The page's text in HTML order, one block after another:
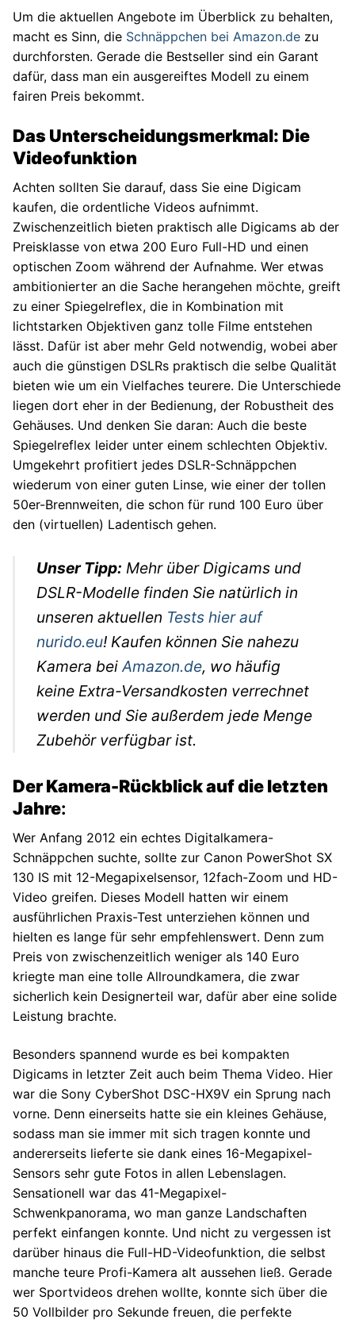
Um die aktuellen Angebote im Überblick zu behalten,
macht es Sinn, die Schnäppchen bei Amazon.de zu
durchforsten. Gerade die Bestseller sind ein Garant
dafür, dass man ein ausgereiftes Modell zu einem
fairen Preis bekommt.
Das Unterscheidungsmerkmal: Die
Videofunktion
Achten sollten Sie darauf, dass Sie eine Digicam
kaufen, die ordentliche Videos aufnimmt.
Zwischenzeitlich bieten praktisch alle Digicams ab der
Preisklasse von etwa 200 Euro Full-HD und einen
optischen Zoom während der Aufnahme. Wer etwas
ambitionierter an die Sache herangehen möchte, greift
zu einer Spiegelreflex, die in Kombination mit
lichtstarken Objektiven ganz tolle Filme entstehen
lässt. Dafür ist aber mehr Geld notwendig, wobei aber
auch die günstigen DSLRs praktisch die selbe Qualität
bieten wie um ein Vielfaches teurere. Die Unterschiede
liegen dort eher in der Bedienung, der Robustheit des
Gehäuses. Und denken Sie daran: Auch die beste
Spiegelreflex leider unter einem schlechten Objektiv.
Umgekehrt profitiert jedes DSLR-Schnäppchen
wiederum von einer guten Linse, wie einer der tollen
50er-Brennweiten, die schon für rund 100 Euro über
den (virtuellen) Ladentisch gehen.
Unser Tipp: Mehr über Digicams und
DSLR-Modelle finden Sie natürlich in
unseren aktuellen Tests hier auf
nurido.eu! Kaufen können Sie nahezu
Kamera beiAmazon.de, wo häufig
keine Extra-Versandkosten verrechnet
werden und Sie außerdem jede Menge
Zubehör verfügbar ist.
Der Kamera-Rückblick auf die letzten
Jahre:
Wer Anfang 2012 ein echtes Digitalkamera-
Schnäppchen suchte, sollte zur Canon PowerShot SX
130 IS mit 12-Megapixelsensor, 12fach-Zoom und HD-
Video greifen. Dieses Modell hatten wir einem
ausführlichen Praxis-Test unterziehen können und
hielten es lange für sehr empfehlenswert. Denn zum
Preis von zwischenzeitlich weniger als 140 Euro
kriegte man eine tolle Allroundkamera, die zwar
sicherlich kein Designerteil war, dafür aber eine solide
Leistung brachte.
Besonders spannend wurde es bei kompakten
Digicams in letzter Zeit auch beim Thema Video. Hier
war die Sony CyberShot DSC-HX9V ein Sprung nach
vorne. Denn einerseits hatte sie ein kleines Gehäuse,
sodass man sie immer mit sich tragen konnte und
andererseits lieferte sie dank eines 16-Megapixel-
Sensors sehr gute Fotos in allen Lebenslagen.
Sensationell war das 41-Megapixel-
Schwenkpanorama, wo man ganze Landschaften
perfekt einfangen konnte. Und nicht zu vergessen ist
darüber hinaus die Full-HD-Videofunktion, die selbst
manche teure Profi-Kamera alt aussehen ließ. Gerade
wer Sportvideos drehen wollte, konnte sich über die
50 Vollbilder pro Sekunde freuen, die perfekte